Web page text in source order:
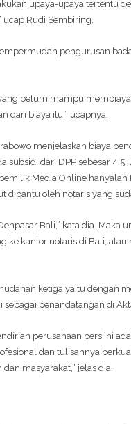
upaya-upaya tertentu
Rudi Sembiring.
pengurusan
belum mampu
dari biaya itu,” ucapnya.
menjelaskan biaya
subsidi dari DPP sebesar
Media Online hanyalah
dibantu oleh notaris yang
Bali,” kata dia.
ke kantor notaris di Bali,
ketiga yaitu dengan
penandatangan di
perusahaan pers ini
dan tulisannya
masyarakat,” jelas dia.